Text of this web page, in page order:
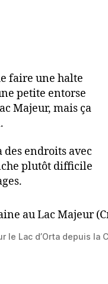
faire une halte
petite entorse
Majeur, mais ça
endroits avec
plutôt difficile
le Lac d’Orta depuis la